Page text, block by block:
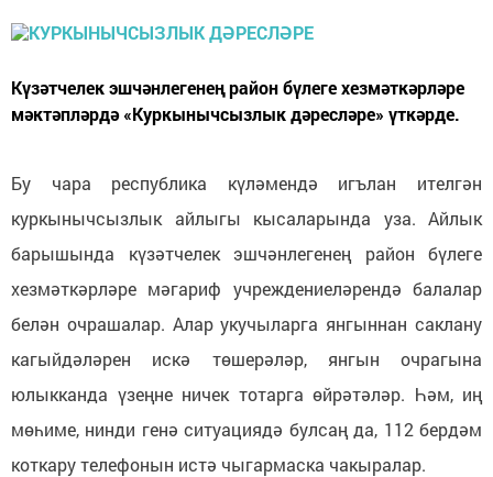
Күзәтчелек эшчәнлегенең район бүлеге хезмәткәрләре
мәктәпләрдә «Куркынычсызлык дәресләре» үткәрде.
Бу чара республика күләмендә игълан ителгән
куркынычсызлык айлыгы кысаларында уза. Айлык
барышында күзәтчелек эшчәнлегенең район бүлеге
хезмәткәрләре мәгариф учреждениеләрендә балалар
белән очрашалар. Алар укучыларга янгыннан саклану
кагыйдәләрен искә төшерәләр, янгын очрагына
юлыкканда үзеңне ничек тотарга өйрәтәләр. Һәм, иң
мөһиме, нинди генә ситуациядә булсаң да, 112 бердәм
коткару телефонын истә чыгармаска чакыралар.